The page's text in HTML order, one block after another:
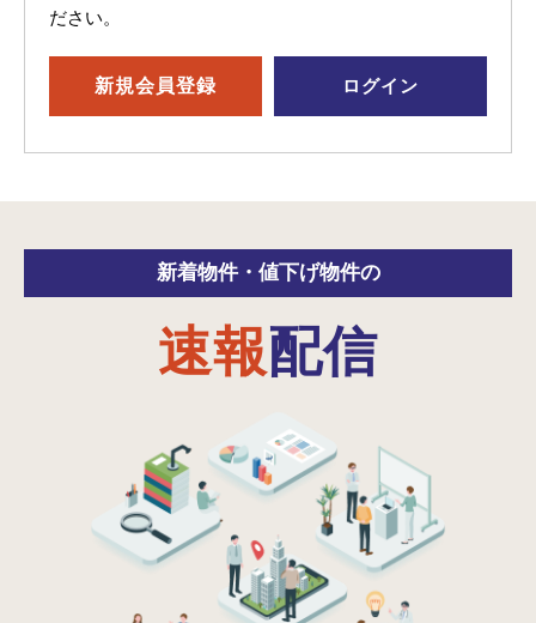
ださい。
新規会員登録 ログイン
新着物件・ 値下げ物件の
速報配信